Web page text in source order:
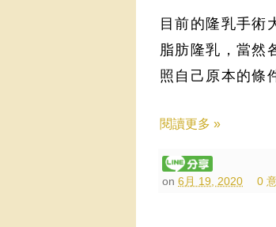
目前的隆乳手術
脂肪隆乳，當然
照自己原本的條
閱讀更多 »
on 6月 19, 2020 0